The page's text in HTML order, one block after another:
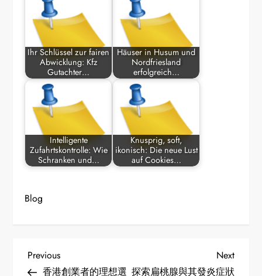
Ihr Schlüssel zur fairen
Abwicklung: Kfz
Gutachter…
Häuser in Husum und
Nordfriesland
erfolgreich…
Intelligente
Zufahrtskontrolle: Wie
Schranken und…
Knusprig, soft,
ikonisch: Die neue Lust
auf Cookies…
Blog
P
Previous
Post
Previous
香港創業者的理想選
Next
Post
Next
探索扁桃腺與其發炎症狀